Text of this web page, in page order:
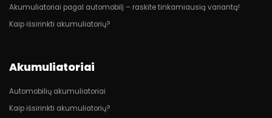
Akumuliatoriai pagal automobilį – raskite tinkamiausią variantą!
Kaip išsirinkti akumuliatorių?
Akumuliatoriai
Automobilių akumuliatoriai
Kaip išsirinkti akumuliatorių?